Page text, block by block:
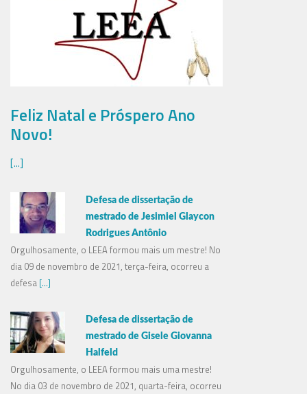
Feliz Natal e Próspero Ano
Novo!
[...]
Defesa de dissertação de
mestrado de Jesimiel Glaycon
Rodrigues Antônio
Orgulhosamente, o LEEA formou mais um mestre! No
dia 09 de novembro de 2021, terça-feira, ocorreu a
defesa [...]
Defesa de dissertação de
mestrado de Gisele Giovanna
Halfeld
Orgulhosamente, o LEEA formou mais uma mestre!
No dia 03 de novembro de 2021, quarta-feira, ocorreu